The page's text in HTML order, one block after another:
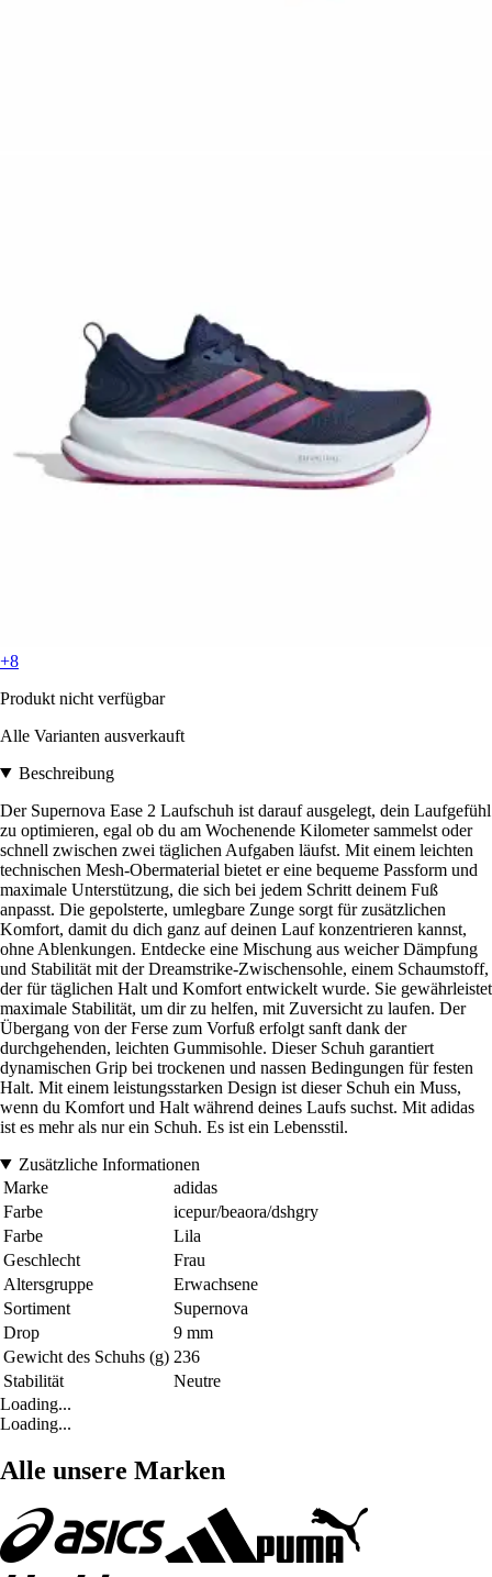
+8
Produkt nicht verfügbar
Alle Varianten ausverkauft
Beschreibung
Der Supernova Ease 2 Laufschuh ist darauf ausgelegt, dein Laufgefühl
zu optimieren, egal ob du am Wochenende Kilometer sammelst oder
schnell zwischen zwei täglichen Aufgaben läufst. Mit einem leichten
technischen Mesh-Obermaterial bietet er eine bequeme Passform und
maximale Unterstützung, die sich bei jedem Schritt deinem Fuß
anpasst. Die gepolsterte, umlegbare Zunge sorgt für zusätzlichen
Komfort, damit du dich ganz auf deinen Lauf konzentrieren kannst,
ohne Ablenkungen. Entdecke eine Mischung aus weicher Dämpfung
und Stabilität mit der Dreamstrike-Zwischensohle, einem Schaumstoff,
der für täglichen Halt und Komfort entwickelt wurde. Sie gewährleistet
maximale Stabilität, um dir zu helfen, mit Zuversicht zu laufen. Der
Übergang von der Ferse zum Vorfuß erfolgt sanft dank der
durchgehenden, leichten Gummisohle. Dieser Schuh garantiert
dynamischen Grip bei trockenen und nassen Bedingungen für festen
Halt. Mit einem leistungsstarken Design ist dieser Schuh ein Muss,
wenn du Komfort und Halt während deines Laufs suchst. Mit adidas
ist es mehr als nur ein Schuh. Es ist ein Lebensstil.
Zusätzliche Informationen
Marke
adidas
Farbe
icepur/beaora/dshgry
Farbe
Lila
Geschlecht
Frau
Altersgruppe
Erwachsene
Sortiment
Supernova
Drop
9 mm
Gewicht des Schuhs (g) 236
Stabilität
Neutre
Loading...
Loading...
Alle unsere Marken